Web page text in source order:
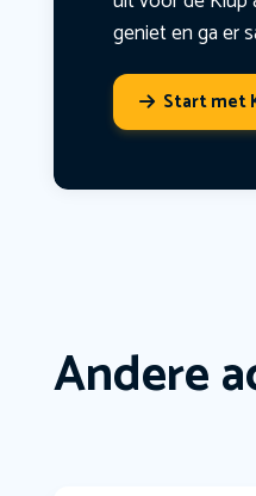
geniet en ga er
Start met
Andere